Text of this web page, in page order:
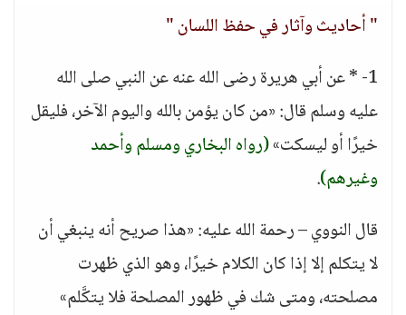
" أحاديث وآثار في حفظ اللسان "
1- * عن أبي هريرة رضى الله عنه عن النبي صلى الله
عليه وسلم قال: «من كان يؤمن بالله واليوم الآخر، فليقل
خيرًا أو ليسكت»(رواه البخاري ومسلم وأحمد
وغيرهم).
قال النووي – رحمة الله عليه: «هذا صريح أنه ينبغي أن
لا يتكلم إلا إذا كان الكلام خيرًا، وهو الذي ظهرت
مصلحته، ومتى شك في ظهور المصلحة فلا يتكَّلم»